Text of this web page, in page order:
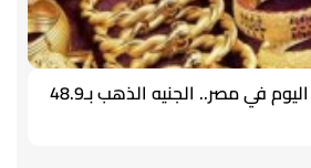
أسعار الذهب اليوم في مصر.. الجنيه الذهب بـ48.9